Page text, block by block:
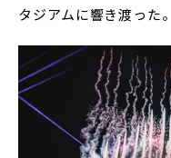
タジアムに響き渡った。